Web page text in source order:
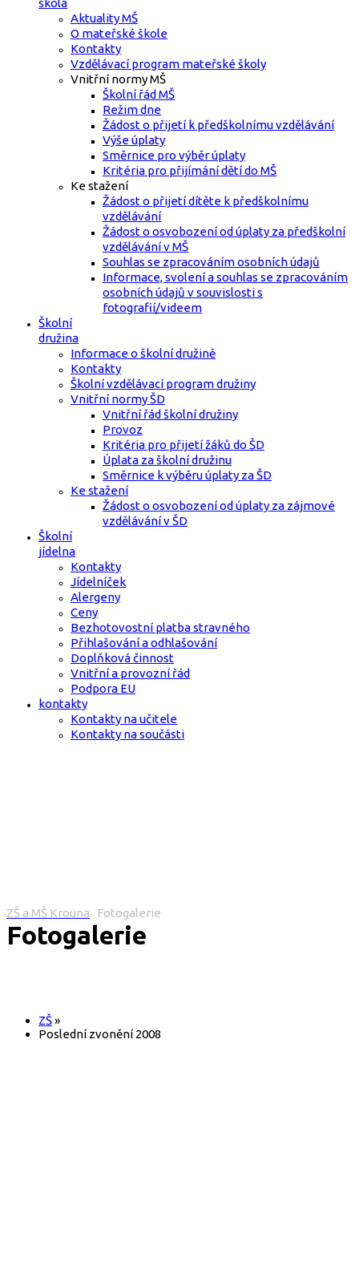
škola
Aktuality MŠ
O mateřské škole
Kontakty
Vzdělávací program mateřské školy
Vnitřní normy MŠ
Školní řád MŠ
Režim dne
Žádost o přijetí k předškolnímu vzdělávání
Výše úplaty
Směrnice pro výběr úplaty
Kritéria pro přijímání dětí do MŠ
Ke stažení
Žádost o přijetí dítěte k předškolnímu
vzdělávání
Žádost o osvobození od úplaty za předškolní
vzdělávání v MŠ
Souhlas se zpracováním osobních údajů
Informace, svolení a souhlas se zpracováním
osobních údajů v souvislosti s
fotografií/videem
Školní
družina
Informace o školní družině
Kontakty
Školní vzdělávací program družiny
Vnitřní normy ŠD
Vnitřní řád školní družiny
Provoz
Kritéria pro přijetí žáků do ŠD
Úplata za školní družinu
Směrnice k výběru úplaty za ŠD
Ke stažení
Žádost o osvobození od úplaty za zájmové
vzdělávání v ŠD
Školní
jídelna
Kontakty
Jídelníček
Alergeny
Ceny
Bezhotovostní platba stravného
Přihlašování a odhlašování
Doplňková činnost
Vnitřní a provozní řád
Podpora EU
kontakty
Kontakty na učitele
Kontakty na součásti
ZŠ a MŠ Krouna > Fotogalerie
Fotogalerie
ZŠ»
Poslední zvonění 2008